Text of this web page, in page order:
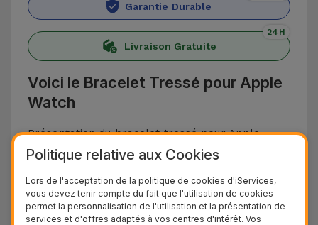
Garantie Durable
Livraison Gratuite
24H
Voici le Bracelet Tressé pour Apple
Watch
Présentation du bracelet tressé pour Apple
Watch, la meilleure option pour ceux qui
pour leur Smartwatch. Disponible dans la
boutique en ligne iServices, ce bracelet Apple
Politique relative aux Cookies
Lors de l'acceptation de la politique de cookies d'iServices,
vous devez tenir compte du fait que l'utilisation de cookies
permet la personnalisation de l'utilisation et la présentation de
services et d'offres adaptés à vos centres d'intérêt. Vos